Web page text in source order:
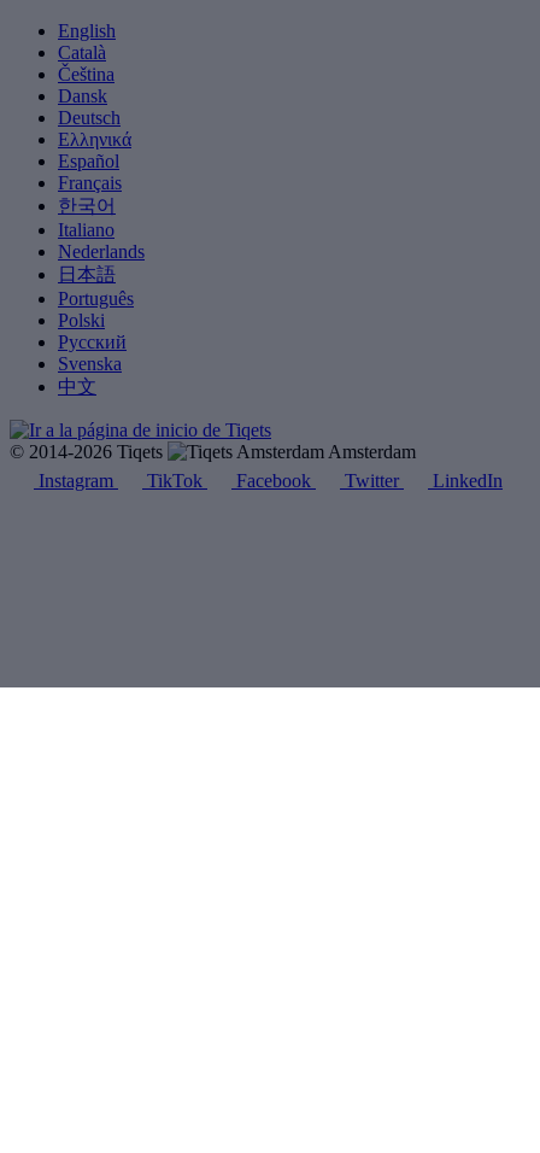
English
Català
Čeština
Dansk
Deutsch
Ελληνικά
Español
Français
한국어
Italiano
Nederlands
日本語
Português
Polski
Русский
Svenska
中文
© 2014-2026 Tiqets
Amsterdam
Instagram
TikTok Facebook Twitter LinkedIn